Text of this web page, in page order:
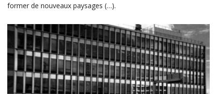
former de nouveaux paysages (…).